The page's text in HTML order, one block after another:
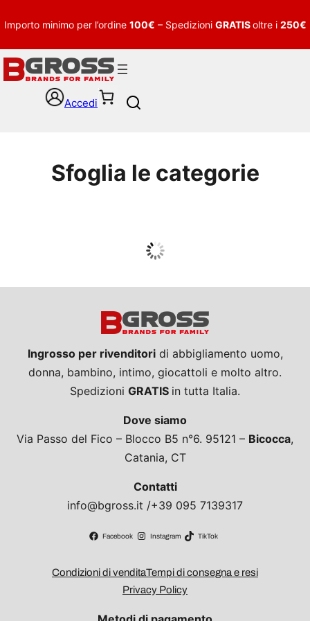
Importo minimo per l’ordine 100€ – Spedizioni GRATISoltre i 250€
Accedi
h
Sfoglia le categorie
Guarda tutto
Ingrosso per rivenditoridi abbigliamento uomo,
donna, bambino, intimo, giocattoli e molto altro.
Spedizioni GRATIS in tutta Italia.
Dove siamo
Via Passo del Fico – Blocco B5 n°6. 95121 – Bicocca,
Catania, CT
Contatti
info@bgross.it /+39 095 7139317
Facebook Instagram TikTok
Condizioni di venditaTempi di consegna e resi
Privacy Policy